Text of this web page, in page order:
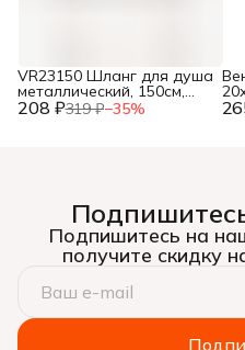
208 ₽319 ₽−35%
VR23150 Шланг для душа
металлический, 150см,
упак. блистер ТМ "VIEIR"
Подпишитесь на
получите скидку